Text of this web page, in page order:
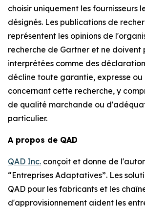
choisir uniquement les fournisseurs
désignés. Les publications de
représentent les opinions de
recherche de Gartner et ne doivent
interprétées comme des
décline toute garantie, expresse ou
concernant cette recherche, y
de qualité marchande ou
particulier.
A propos de QAD
QAD Inc. conçoit et donne de
“Entreprises Adaptatives”. Les
QAD pour les fabricants et les
d'approvisionnement aident les